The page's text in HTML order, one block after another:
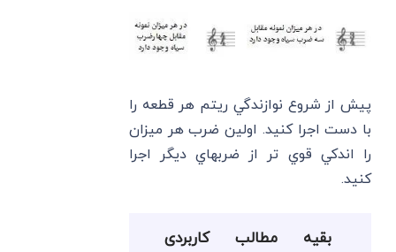
پيش از شروع نوازندگي ريتم هر قطعه را
با دست اجرا كنيد. اولين ضرب هر ميزان
را اندكي قوي تر از ضربهاي ديگر اجرا
كنيد.
بقیه مطالب کاربردی